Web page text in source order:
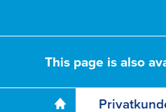
This page is also